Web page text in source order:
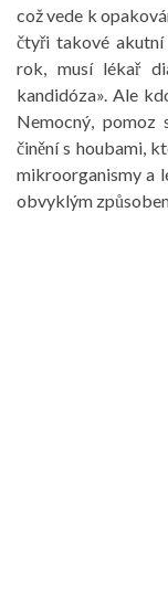
což vede k
čtyři takové akutní
rok, musí lékař
kandidóza». Ale
Nemocný, pomoz
činění s houbami,
mikroorganismy a
obvyklým